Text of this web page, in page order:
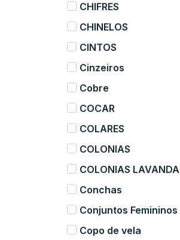
CHIFRES
CHINELOS
CINTOS
Cinzeiros
Cobre
COCAR
COLARES
COLONIAS
COLONIAS LAVANDA
Conchas
Conjuntos Femininos
Copo de vela